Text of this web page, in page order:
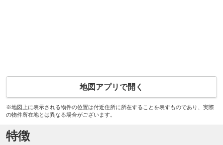
地図アプリで開く
※地図上に表示される物件の位置は付近住所に所在することを表すものであり、実際
の物件所在地とは異なる場合がございます。
特徴